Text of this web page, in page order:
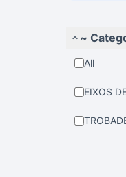
~
All
EIXOS